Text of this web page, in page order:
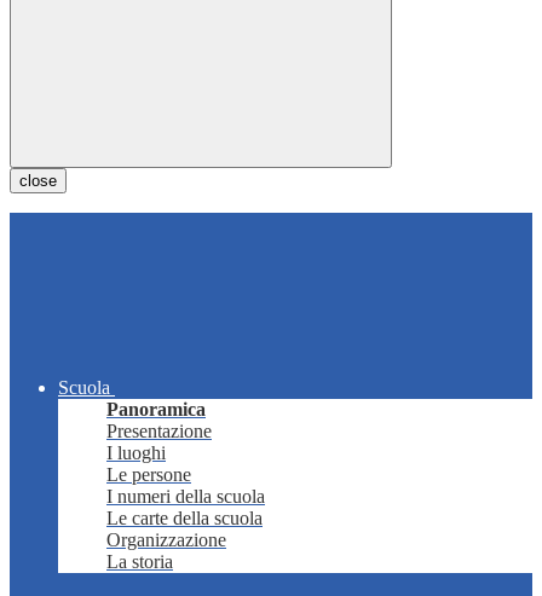
close
Scuola
Panoramica
Presentazione
I luoghi
Le persone
I numeri della scuola
Le carte della scuola
Organizzazione
La storia